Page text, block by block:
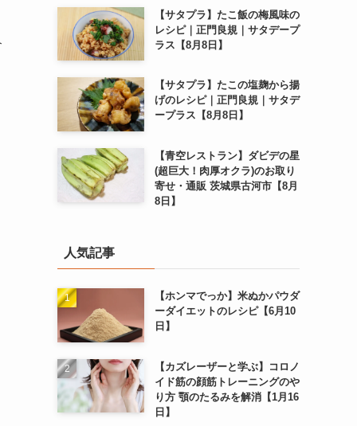
【サタプラ】たこ飯の梅風味の
レシピ｜正門良規｜サタデープ
ラス【8月8日】
【サタプラ】たこの塩麹から揚
げのレシピ｜正門良規｜サタデ
ープラス【8月8日】
【青空レストラン】ダビデの星
(超巨大！肉厚オクラ)のお取り
寄せ・通販 茨城県古河市【8月
8日】
人気記事
【ホンマでっか】米ぬかパウダ
ーダイエットのレシピ【6月10
日】
【カズレーザーと学ぶ】コロノ
イド筋の顔筋トレーニングのや
り方 顎のたるみを解消【1月16
日】